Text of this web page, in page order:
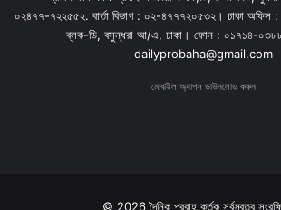
০২৪৭৭-৭২২৫৫২. বার্তা বিভাগ : ০২-৪৭৭৭২০৫৩২। ঢাকা
ব্লক-ডি, বসুন্ধরা আ/এ, ঢাকা। ফোন : ০১৭১৪-
dailyprobaha@gmail.com
মোবাইল অ্যাপস ডাউনলোড করুন
© 2026 দৈনিক প্রবাহ কর্তৃক সর্বস্বত্ব